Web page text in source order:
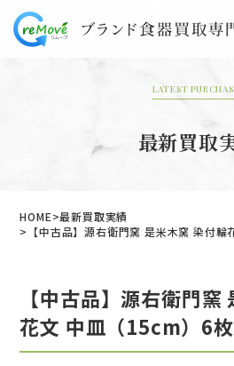
LATEST
最新買取
HOME
最新買取実績
【中古品】源右衛門窯 是米木窯 染付
【中古品】源右衛門
花文 中皿（15cm）6枚